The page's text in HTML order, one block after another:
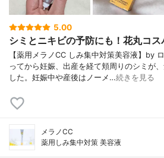
5.00
シミとニキビの予防にも！花丸コ
【薬用メラノCC しみ集中対策美容液】by
ってから妊娠、出産を経て頬周りのシミが
した。妊娠中や産後はノーメ…続きを見る
メラノCC
薬用しみ集中対策 美容液